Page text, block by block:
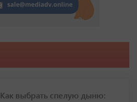
Как выбрать спелую дыню: